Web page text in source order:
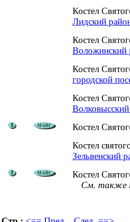
Костел
Лидский
Костел
Воложинский
Костел
городской
Костел
Костел
Костел
Зельвенский
Костел
См. также